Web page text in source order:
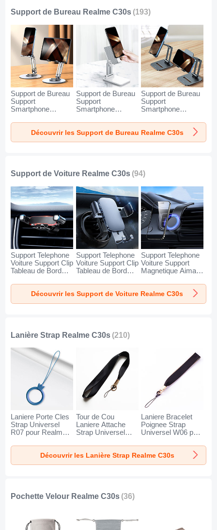
Support de Bureau Realme C30s (193)
Support de Bureau
Support
Smartphone
Realme C30s
Argent
Support de Bureau
Support
Smartphone
Realme C30s
Blanc
Support de Bureau
Support
Smartphone
Realme C30s Noir
Découvrir les Support de Bureau Realme C30s
Support de Voiture Realme C30s (94)
Support Telephone
Voiture Support Clip
Tableau de Bord
Realme C30s Noir
Support Telephone
Voiture Support Clip
Tableau de Bord
Realme C30s Noir
Support Telephone
Voiture Support
Magnetique Aimant
Universel BS1 pour
Realme C30s Noir
Découvrir les Support de Voiture Realme C30s
Lanière Strap Realme C30s (210)
Laniere Porte Cles
Strap Universel
R07 pour Realme
Tour de Cou
Laniere Attache
Strap Universel
C30s Noir
Laniere Bracelet
Poignee Strap
Universel W06 pour
Découvrir les Lanière Strap Realme C30s
Pochette Velour Realme C30s (36)